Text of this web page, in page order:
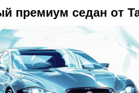
премиум седан от